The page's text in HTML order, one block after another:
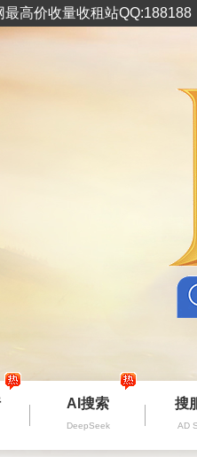
最高价收量收租站
AI搜索
DeepSeek
搜
AD